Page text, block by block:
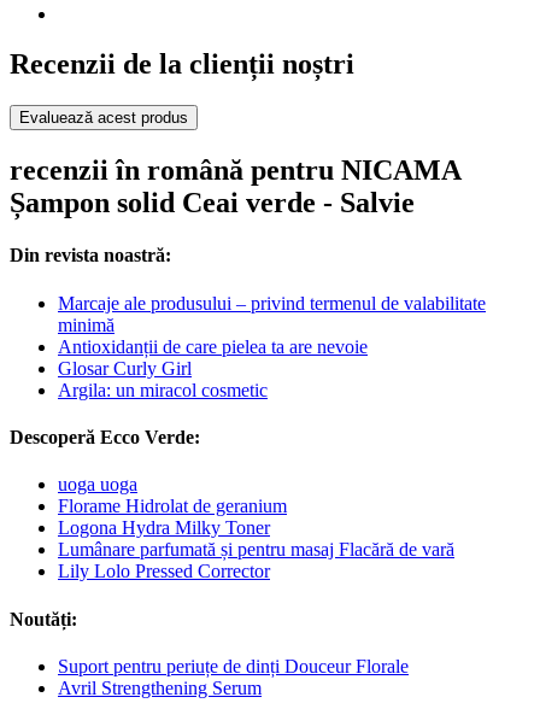
Recenzii de la clienții noștri
Evaluează acest produs
recenzii în română pentru NICAMA
Șampon solid Ceai verde - Salvie
Din revista noastră:
Marcaje ale produsului – privind termenul de valabilitate
minimă
Antioxidanții de care pielea ta are nevoie
Glosar Curly Girl
Argila: un miracol cosmetic
Descoperă Ecco Verde:
uoga uoga
Florame Hidrolat de geranium
Logona Hydra Milky Toner
Lumânare parfumată și pentru masaj Flacără de vară
Lily Lolo Pressed Corrector
Noutăți:
Suport pentru periuțe de dinți Douceur Florale
Avril Strengthening Serum